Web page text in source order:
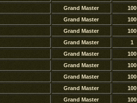
Grand Master 100
Grand Master 100
Grand Master 100
Grand Master 1
Grand Master 100
Grand Master 100
Grand Master 100
Grand Master 100
Grand Master 100